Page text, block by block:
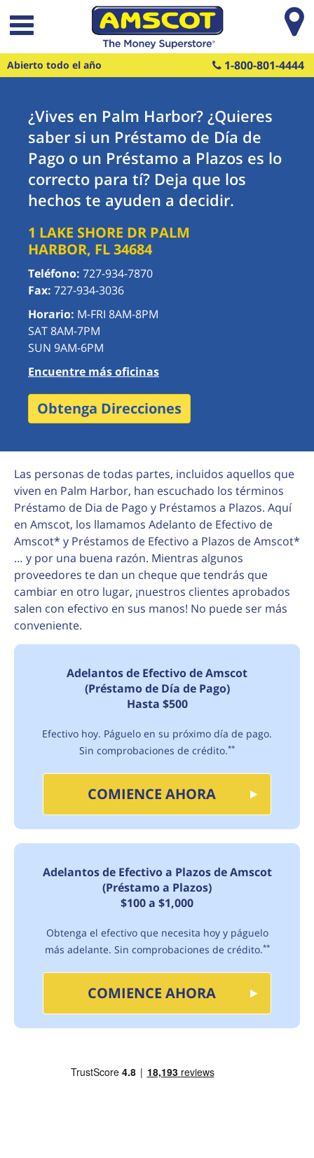
Saltar al contenido principal
Abierto todo el año 1-800-801-4444
¿Vives en Palm Harbor? ¿Quieres
saber si un Préstamo de Día de
Pago o un Préstamo a Plazos es lo
correcto para tí? Deja que los
hechos te ayuden a decidir.
1 LAKE SHORE DR PALM
HARBOR, FL34684
Teléfono: 727-934-7870
Fax: 727-934-3036
Horario: M-FRI 8AM-8PM
SAT 8AM-7PM
SUN 9AM-6PM
Encuentre más oficinas
Obtenga Direcciones
Las personas de todas partes, incluidos aquellos que
viven en Palm Harbor, han escuchado los términos
Préstamo de Dia de Pago y Préstamos a Plazos. Aquí
en Amscot, los llamamos Adelanto de Efectivo de
Amscot* y Préstamos de Efectivo a Plazos de Amscot*
… y por una buena razón. Mientras algunos
proveedores te dan un cheque que tendrás que
cambiar en otro lugar, ¡nuestros clientes aprobados
salen con efectivo en sus manos! No puede ser más
conveniente.
Adelantos de Efectivo de Amscot
(Préstamo de Día de Pago)
Hasta $500
Efectivo hoy. Páguelo en su próximo día de pago.
Sin comprobaciones de crédito.**
COMIENCE AHORA
Adelantos de Efectivo a Plazos de Amscot
(Préstamo a Plazos)
$100 a $1,000
Obtenga el efectivo que necesita hoy y páguelo
más adelante. Sin comprobaciones de crédito.**
COMIENCE AHORA